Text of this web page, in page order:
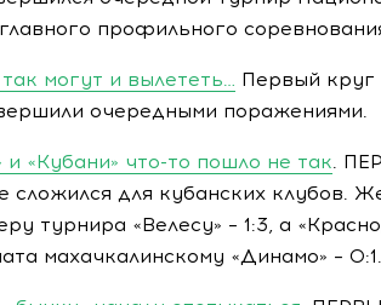
профильного
могут и вылететь… Первый круг
очередными поражениями.
«Кубани» что-то пошло не так.
для кубанских клубов.
турнира «Велесу» – 1:3, а
махачкалинскому «Динамо» – 0:1.